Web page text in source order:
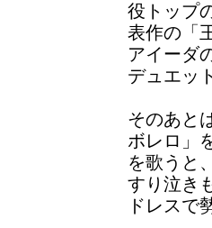
役トップ
表作の「
アイーダ
デュエッ
そのあと
ボレロ」
を歌うと
すり泣き
ドレスで